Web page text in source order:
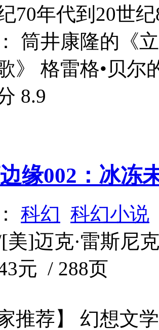
70年代到20世
筒井康隆的《
》 格雷格•贝尔
8.9
缘002：冰冻
科幻 科幻小说
美]迈克·雷斯尼
元 / 288页
家推荐】 幻想文